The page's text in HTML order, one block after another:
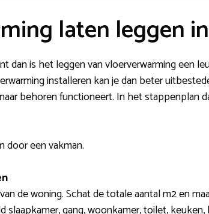
laten leggen
dan is het leggen van vloerverwarming een
installeren kan je dan beter
behoren functioneert. In het stappenplan
door een vakman.
de woning. Schat de totale aantal m2 en
slaapkamer, gang, woonkamer, toilet,